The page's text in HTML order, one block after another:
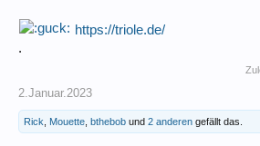
https://triole.de/
.
2.Januar.2023
Rick Mouette bthebob und 2 anderen gefällt das.